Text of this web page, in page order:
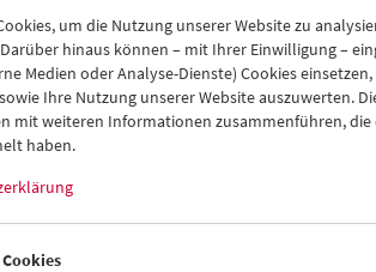
mit Gerda Fritz
um die Nutzung unserer Website zu
hinaus können – mit Ihrer Einwilligung –
Medien oder Analyse-Dienste) Cookies
Ihre Nutzung unserer Website auszuwerten.
mit weiteren Informationen zusammenführen, die
haben.